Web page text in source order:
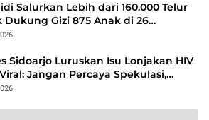
Salurkan Lebih dari 160.000 Telur
Dukung Gizi 875 Anak di 26
Kota
Sidoarjo Luruskan Isu Lonjakan HIV
Jangan Percaya Spekulasi,
Berbasis Data Terus